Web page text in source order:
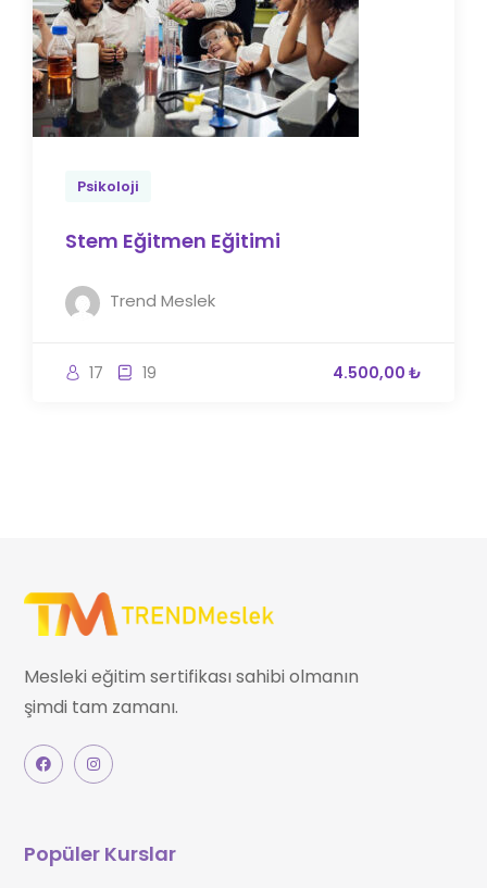
Psikoloji
Stem Eğitmen Eğitimi
Trend Meslek
17 19 4.500,00 ₺
Mesleki eğitim sertifikası sahibi olmanın
şimdi tam zamanı.
Popüler Kurslar